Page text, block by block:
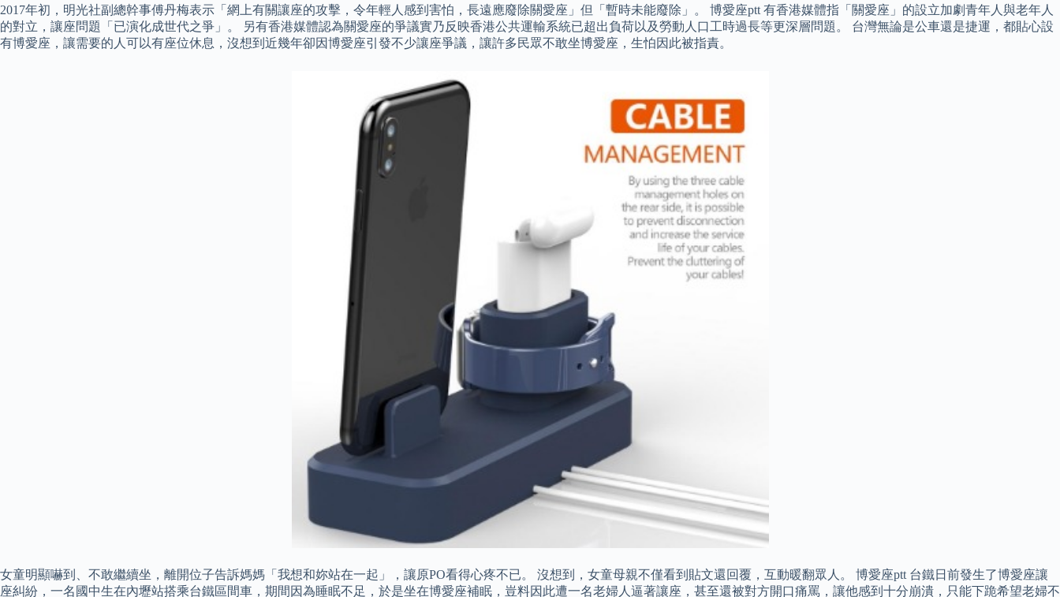
2017年初，明光社副總幹事傅丹梅表示「網上有關讓座的攻擊，令年輕人感到害怕，長遠應廢除關愛座」但「暫時未能廢除」。 博愛座ptt 有香港媒體指「關愛座」的設立加劇青年人與老年人
的對立，讓座問題「已演化成世代之爭」。 另有香港媒體認為關愛座的爭議實乃反映香港公共運輸系統已超出負荷以及勞動人口工時過長等更深層問題。 台灣無論是公車還是捷運，都貼心設
有博愛座，讓需要的人可以有座位休息，沒想到近幾年卻因博愛座引發不少讓座爭議，讓許多民眾不敢坐博愛座，生怕因此被指責。
女童明顯嚇到、不敢繼續坐，離開位子告訴媽媽「我想和妳站在一起」，讓原PO看得心疼不已。 沒想到，女童母親不僅看到貼文還回覆，互動暖翻眾人。 博愛座ptt 台鐵日前發生了博愛座讓
座糾紛，一名國中生在內壢站搭乘台鐵區間車，期間因為睡眠不足，於是坐在博愛座補眠，豈料因此遭一名老婦人逼著讓座，甚至還被對方開口痛罵，讓他感到十分崩潰，只能下跪希望老婦不